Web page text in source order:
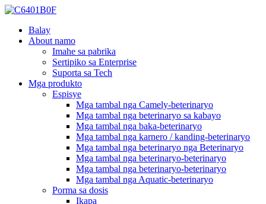
Balay
About namo
Imahe sa pabrika
Sertipiko sa Enterprise
Suporta sa Tech
Mga produkto
Espisye
Mga tambal nga Camely-beterinaryo
Mga tambal nga beterinaryo sa kabayo
Mga tambal nga baka-beterinaryo
Mga tambal nga karnero / kanding-beterinaryo
Mga tambal nga beterinaryo nga Beterinaryo
Mga tambal nga beterinaryo-beterinaryo
Mga tambal nga beterinaryo-beterinaryo
Mga tambal nga Aquatic-beterinaryo
Porma sa dosis
Ikapa